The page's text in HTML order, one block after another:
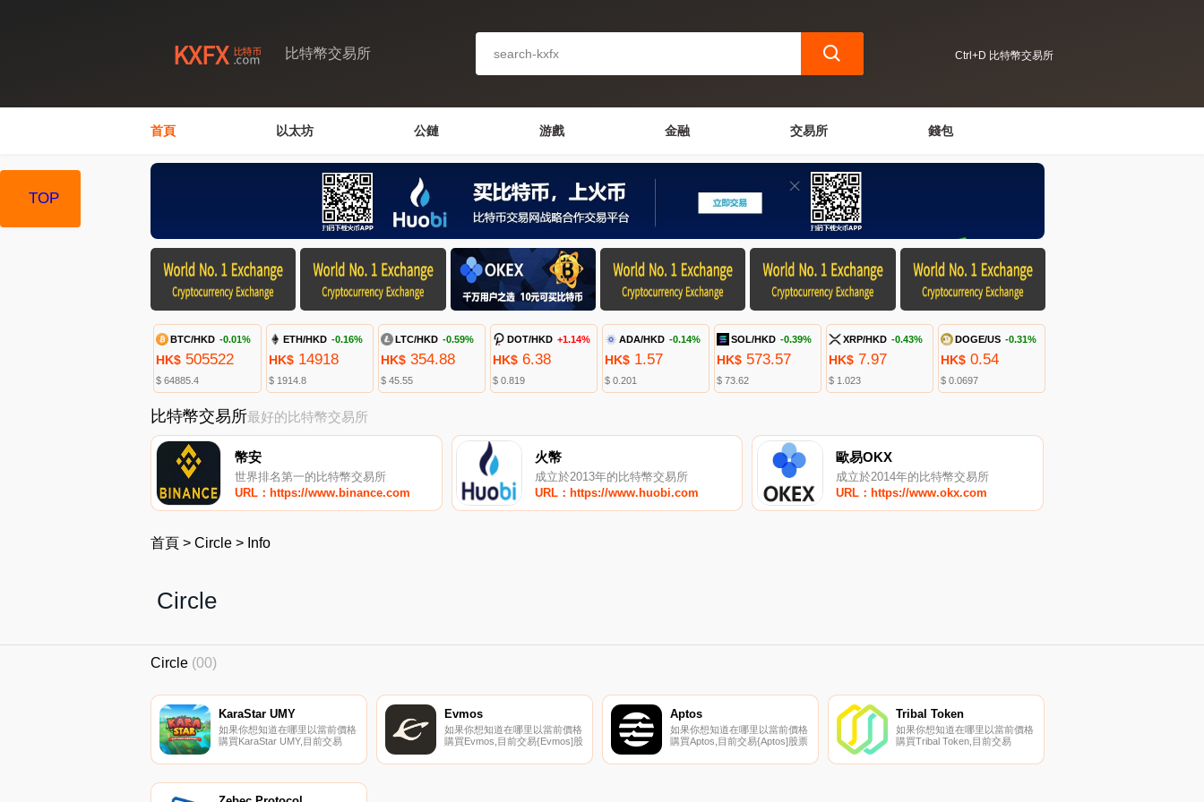
比特幣交易所 Ctrl+D 比特幣交易所
首頁 以太坊 公鏈 游戲 金融 交易所 錢包
BTC/HKD -0.01%
HK$ 505522
$ 64885.4
ETH/HKD -0.16%
HK$14918
$ 1914.8
LTC/HKD -0.59%
HK$354.88
$ 45.55
DOT/HKD +1.14%
HK$6.38
$ 0.819
ADA/HKD -0.14%
HK$1.57
$ 0.201
SOL/HKD -0.39%
HK$ 573.57
$ 73.62
XRP/HKD -0.43%
HK$ 7.97
$ 1.023
DOGE/US -0.31%
HK$ 0.54
$ 0.0697
比特幣交易所最好的比特幣交易所
幣安
世界排名第一的比特幣交易所
URL：https://www.binance.com
火幣
成立於2013年的比特幣交易所
URL：https://www.huobi.com
歐易OKX
成立於2014年的比特幣交易所
URL：https://www.okx.com
首頁 > Circle > Info
Circle
TOP
Circle (00)
KaraStar UMY
如果你想知道在哪里以當前價格
購買KaraStar UMY,目前交易
貨幣交易所是
找到其他列表.
Evmos
如果你想知道在哪里以當前價格
購買Evmos,目前交易{Evmos]股
Bitget、DigiFinex、BingX、
Aptos
如果你想知道在哪里以當前價格
購買Aptos,目前交易{Aptos]股票
Binance、OKX、Deepcoin、
Tribal Token
如果你想知道在哪里以當前價格
購買Tribal Token,目前交易
幣交易所是KuCoin。您可以在